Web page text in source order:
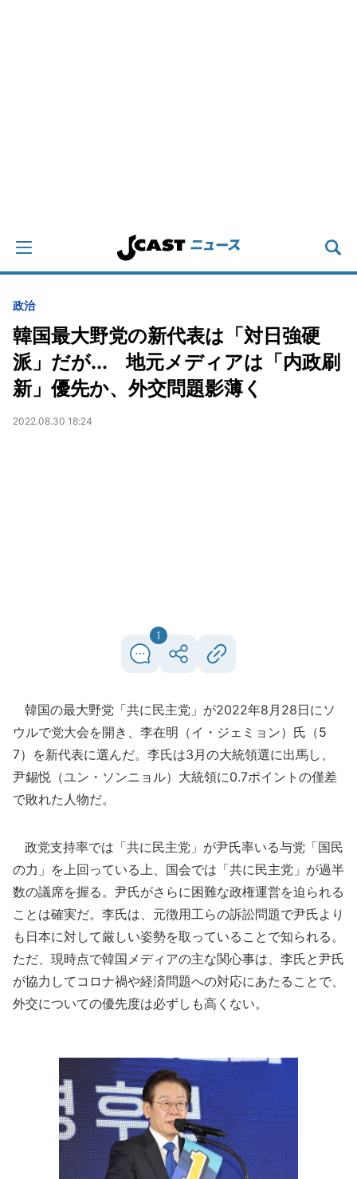
政治
韓国最大野党の新代表は「対日強硬
派」だが... 地元メディアは「内政刷
新」優先か、外交問題影薄く
2022.08.30 18:24
1
韓国の最大野党「共に民主党」が2022年8月28日にソ
ウルで党大会を開き、李在明（イ・ジェミョン）氏（5
7）を新代表に選んだ。李氏は3月の大統領選に出馬し、
尹錫悦（ユン・ソンニョル）大統領に0.7ポイントの僅差
で敗れた人物だ。
政党支持率では「共に民主党」が尹氏率いる与党「国民
の力」を上回っている上、国会では「共に民主党」が過半
数の議席を握る。尹氏がさらに困難な政権運営を迫られる
ことは確実だ。李氏は、元徴用工らの訴訟問題で尹氏より
も日本に対して厳しい姿勢を取っていることで知られる。
ただ、現時点で韓国メディアの主な関心事は、李氏と尹氏
が協力してコロナ禍や経済問題への対応にあたることで、
外交についての優先度は必ずしも高くない。